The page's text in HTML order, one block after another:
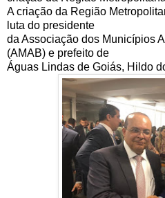
A criação da Região
luta do presidente
da Associação dos Municípios
(AMAB) e prefeito de
Águas Lindas de Goiás, Hildo